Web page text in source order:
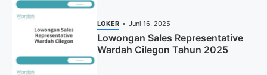
LOKER Juni 16, 2025
Lowongan Sales Representative
Wardah Cilegon Tahun 2025